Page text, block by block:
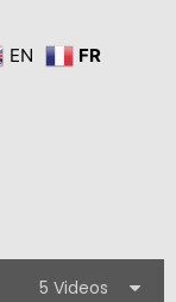
EN FR
5 Videos